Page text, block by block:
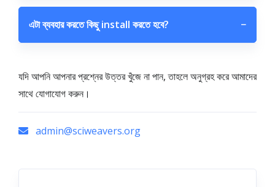
এটা ব্যবহার করতে কিছু install করতে হবে? −
যদি আপনি আপনার প্রশ্নের উত্তর খুঁজে না পান, তাহলে অনুগ্রহ করে আমাদের
সাথে যোগাযোগ করুন।
admin@sciweavers.org